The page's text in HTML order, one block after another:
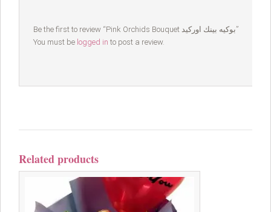
Be the first to review “Pink Orchids Bouquet بوكيه بينك اوركيد”
You must be logged in to post a review.
Related products